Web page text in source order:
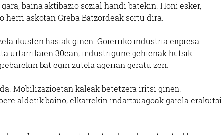
baina aktibazio sozial handi batekin. Honi esker,
herri askotan Greba Batzordeak sortu dira.
ikusten hasiak ginen. Goierriko industria enpresa
urtarrilaren 30ean, industrigune gehienak hutsik
bat egin zutela agerian geratu zen.
Mobilizazioetan kaleak betetzera iritsi ginen.
aldetik baino, elkarrekin indartsuagoak garela erakutsi